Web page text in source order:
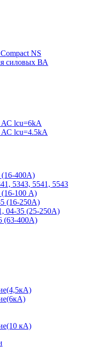
NS
силовых ВА
lcu=6kA
lcu=4.5kA
400А)
5343, 5541, 5543
100 А)
(16-250А)
04-35 (25-250А)
(63-400А)
кА)